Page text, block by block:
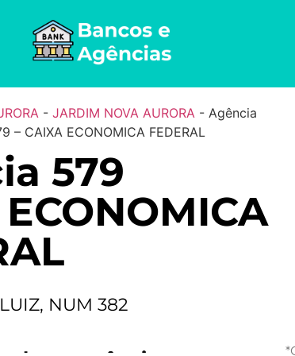
- JARDIM NOVA AURORA - Agência
– CAIXA ECONOMICA FEDERAL
579
NUM 382